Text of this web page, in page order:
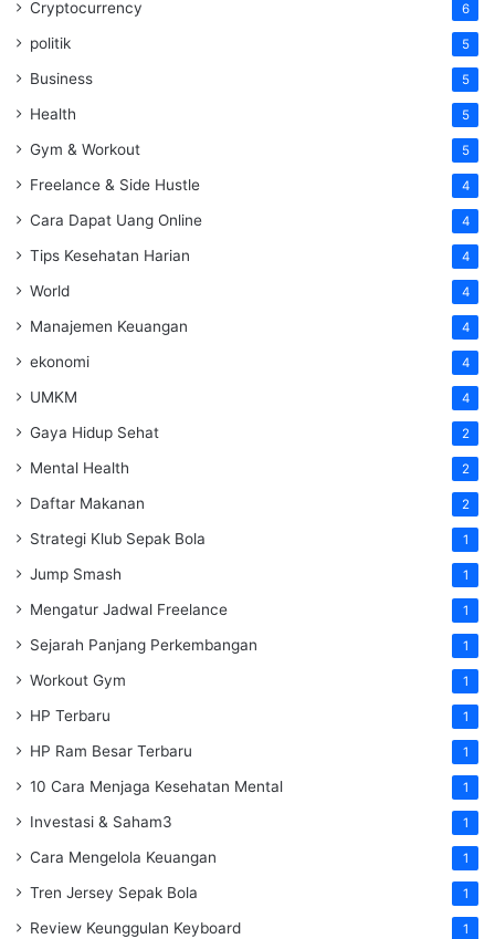
Cryptocurrency 6
politik 5
Business 5
Health 5
Gym & Workout 5
Freelance & Side Hustle 4
Cara Dapat Uang Online 4
Tips Kesehatan Harian 4
World 4
Manajemen Keuangan 4
ekonomi 4
UMKM 4
Gaya Hidup Sehat 2
Mental Health 2
Daftar Makanan 2
Strategi Klub Sepak Bola 1
Jump Smash 1
Mengatur Jadwal Freelance 1
Sejarah Panjang Perkembangan 1
Workout Gym 1
HP Terbaru 1
HP Ram Besar Terbaru 1
10 Cara Menjaga Kesehatan Mental 1
Investasi & Saham3 1
Cara Mengelola Keuangan 1
Tren Jersey Sepak Bola 1
Review Keunggulan Keyboard 1